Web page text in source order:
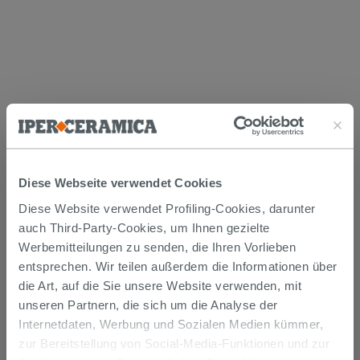
Diese Webseite verwendet Cookies
Diese Website verwendet Profiling-Cookies, darunter
auch Third-Party-Cookies, um Ihnen gezielte
Werbemitteilungen zu senden, die Ihren Vorlieben
entsprechen. Wir teilen außerdem die Informationen über
die Art, auf die Sie unsere Website verwenden, mit
unseren Partnern, die sich um die Analyse der
Internetdaten, Werbung und Sozialen Medien kümmer,
zur Bereitstellung von Social-Media-Funktionen und zur
Versand
Die Waren werden normalerweise innerhalb von 15
Werktagen ab der Auftragsbestätigung zum Versand
gebracht.
Musterstücke werden normalerweise innerhalb von
Tagen geliefert.
Der Versand der online gekauften Produkte wird
verfolgt und wir rufen Sie an, um das Lieferdatum zu
vereinbaren. Die Lieferung erfolgt frei Bordsteinkante.
Nähere Informationen finden Sie im Abschnitt
Lieferzeiten und -kosten .